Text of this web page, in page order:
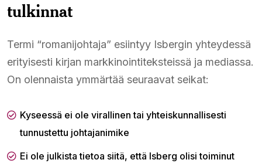
tulkinnat
Termi “romanijohtaja” esiintyy Isbergin yhteydessä
erityisesti kirjan markkinointiteksteissä ja mediassa.
On olennaista ymmärtää seuraavat seikat:
Kyseessä ei ole virallinen tai yhteiskunnallisesti
tunnustettu johtajanimike
Ei ole julkista tietoa siitä, että Isberg olisi toiminut